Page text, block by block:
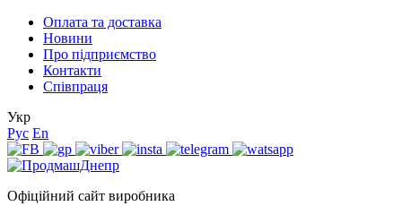
Оплата та доставка
Новини
Про підприємство
Контакти
Співпраця
Укр
Рус En
Офіційний сайт виробника